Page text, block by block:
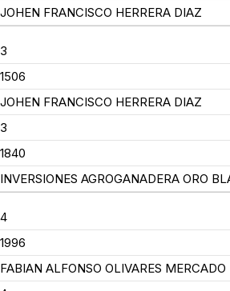
JOHEN FRANCISCO HERRERA DIAZ
3
1506
JOHEN FRANCISCO HERRERA DIAZ
3
1840
INVERSIONES AGROGANADERA ORO
4
1996
FABIAN ALFONSO OLIVARES MERCADO